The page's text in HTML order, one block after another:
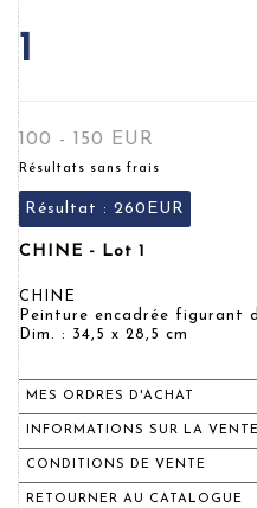
1
100 - 150 EUR
Résultats sans frais
Résultat : 260EUR
CHINE - Lot 1
CHINE
Peinture encadrée figurant
Dim. : 34,5 x 28,5 cm
MES ORDRES D'ACHAT
INFORMATIONS SUR LA VENTE
CONDITIONS DE VENTE
RETOURNER AU CATALOGUE